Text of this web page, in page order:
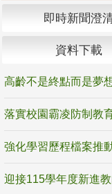
即時新聞澄
資料下載
落實校園霸凌防制教